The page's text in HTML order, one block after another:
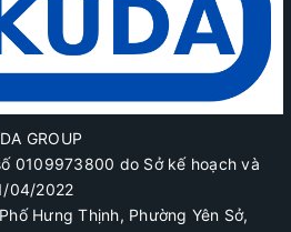
GROUP
0109973800 do Sở kế hoạch và
04/2022
Hưng Thịnh, Phường Yên Sở,